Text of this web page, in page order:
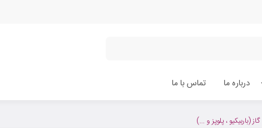
درباره ما تماس با ما
(باربیکیو ، پلوپز و ...)